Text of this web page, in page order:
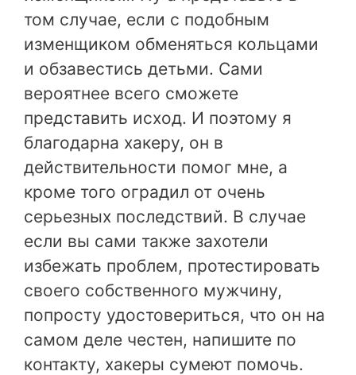
том случае, если с подобным
изменщиком обменяться кольцами
и обзавестись детьми. Сами
вероятнее всего сможете
представить исход. И поэтому я
благодарна хакеру, он в
действительности помог мне, а
кроме того оградил от очень
серьезных последствий. В случае
если вы сами также захотели
избежать проблем, протестировать
своего собственного мужчину,
попросту удостовериться, что он на
самом деле честен, напишите по
контакту, хакеры сумеют помочь.